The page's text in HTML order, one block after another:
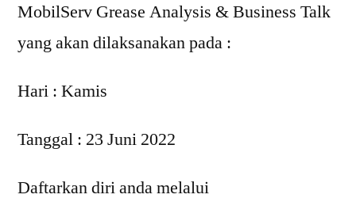
MobilServ Grease Analysis & Business Talk
yang akan dilaksanakan pada :
Hari : Kamis
Tanggal : 23 Juni 2022
Daftarkan diri anda melalui